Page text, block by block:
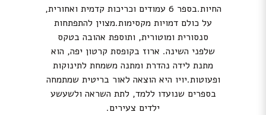
החיות.בספר 6 עמודים וכריכות קדמית ואחורית,
על כולם דמויות מקסימות.מצוין להתפתחות
סנסורית ומוטורית, ותוספת אהובה בטקס
שלפני השינה. ארוז בקופסת קרטון יפה, הוא
מתנת לידה נהדרת ומתנה משמחת לתינוקות
ופעוטות.יויו היא הוצאה לאור בריטית שמתמחה
בספרים שנועדו ללמד, לתת השראה ולשעשע
ילדים צעירים.